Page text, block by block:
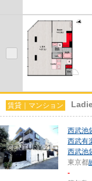
賃貸｜マンション
西武池
西武有
西武池
東京都
-